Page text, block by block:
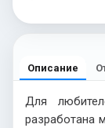
Описание
Для
разработана